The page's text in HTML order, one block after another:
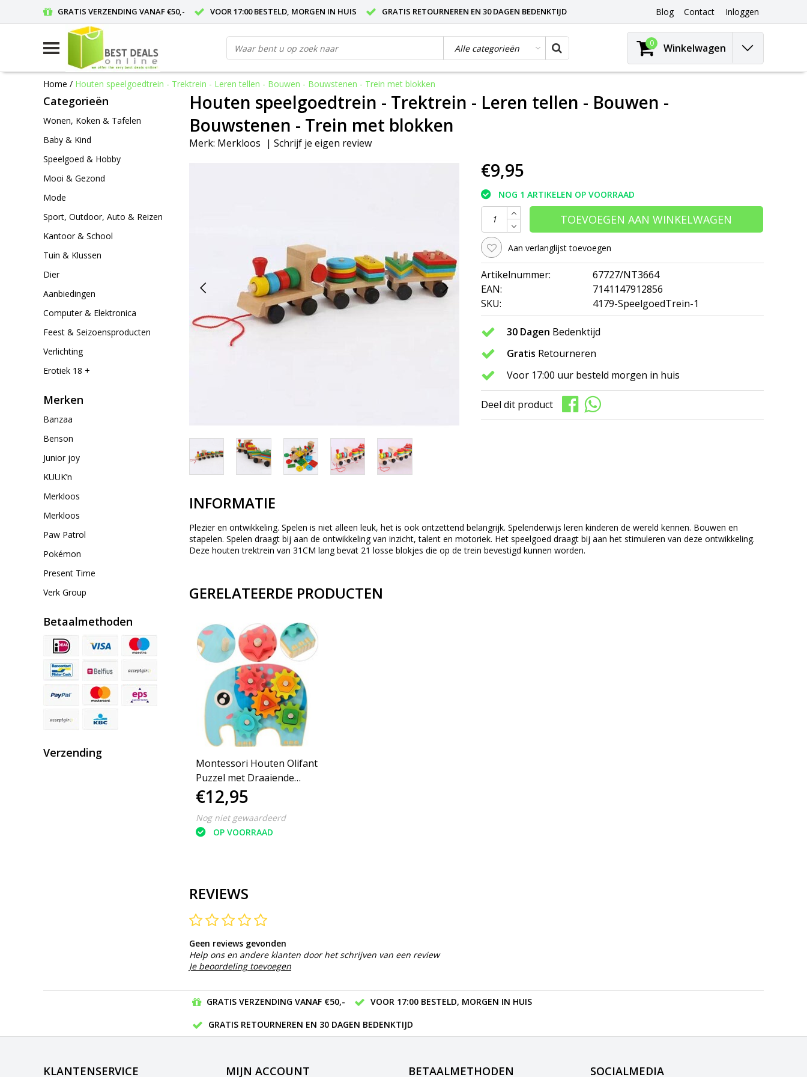
GRATIS VERZENDING VANAF €50,- VOOR 17:00 BESTELD, MORGEN IN HUIS GRATIS RETOURNEREN EN 30 DAGEN BEDENKTIJD Blog Contact Inloggen
0 Winkelwagen
Home / Houten speelgoedtrein - Trektrein - Leren tellen - Bouwen - Bouwstenen - Trein met blokken
Categorieën
Wonen, Koken & Tafelen
Baby & Kind
Speelgoed & Hobby
Mooi & Gezond
Mode
Sport, Outdoor, Auto & Reizen
Kantoor & School
Tuin & Klussen
Dier
Aanbiedingen
Computer & Elektronica
Feest & Seizoensproducten
Verlichting
Erotiek 18 +
Merken
Banzaa
Benson
Junior joy
KUUK’n
Merkloos
Merkloos
Paw Patrol
Pokémon
Present Time
Verk Group
Betaalmethoden
Verzending
Houten speelgoedtrein - Trektrein - Leren tellen - Bouwen -
Bouwstenen - Trein met blokken
Merk: Merkloos | Schrijf je eigen review
€9,95
NOG 1 ARTIKELEN OP VOORRAAD
TOEVOEGEN AAN WINKELWAGEN
Aan verlanglijst toevoegen
Artikelnummer:
67727/NT3664
EAN:
7141147912856
SKU:
4179-SpeelgoedTrein-1
30 Dagen Bedenktijd
Gratis Retourneren
Voor 17:00 uur besteld morgen in huis
Deel dit product
INFORMATIE
Plezier en ontwikkeling. Spelen is niet alleen leuk, het is ook ontzettend belangrijk. Spelenderwijs leren kinderen de wereld kennen. Bouwen en
stapelen. Spelen draagt bij aan de ontwikkeling van inzicht, talent en motoriek. Het speelgoed draagt bij aan het stimuleren van deze ontwikkeling.
Deze houten trektrein van 31CM lang bevat 21 losse blokjes die op de trein bevestigd kunnen worden.
GERELATEERDE PRODUCTEN
Montessori Houten Olifant
Puzzel met Draaiende
Tandwiel Leer Vormen en
Kleuren - Educatief
€12,95
Nog niet gewaardeerd
OP VOORRAAD
REVIEWS
Geen reviews gevonden
Help ons en andere klanten door het schrijven van een review
Je beoordeling toevoegen
GRATIS VERZENDING VANAF €50,-
VOOR 17:00 BESTELD, MORGEN IN HUIS
GRATIS RETOURNEREN EN 30 DAGEN BEDENKTIJD
KLANTENSERVICE MIJN ACCOUNT BETAALMETHODEN SOCIALMEDIA